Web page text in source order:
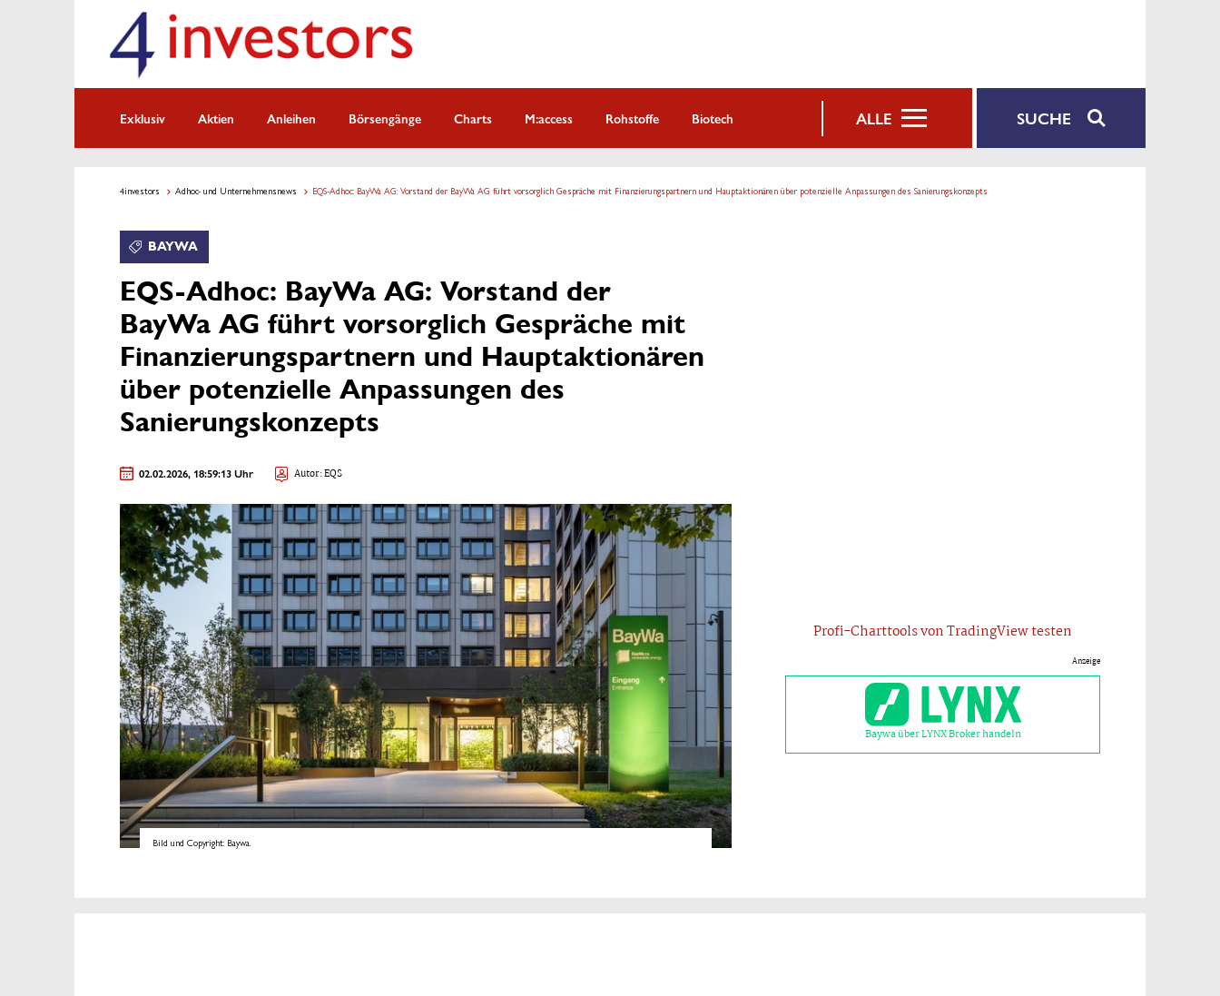
SUCHE
ALLE
Exklusiv Aktien Anleihen Börsengänge Charts M:access Rohstoffe Biotech
4investors Adhoc- und Unternehmensnews EQS-Adhoc: BayWa AG: Vorstand der BayWa AG führt vorsorglich Gespräche mit Finanzierungspartnern und Hauptaktionären über potenzielle Anpassungen des Sanierungskonzepts
BAYWA
EQS-Adhoc: BayWa AG: Vorstand der
BayWa AG führt vorsorglich Gespräche mit
Finanzierungspartnern und Hauptaktionären
über potenzielle Anpassungen des
Sanierungskonzepts
02.02.2026, 18:59:13 Uhr Autor: EQS
Bild und Copyright: Baywa.
Profi-Charttools von TradingView testen
Anzeige
Baywa über LYNX Broker handeln